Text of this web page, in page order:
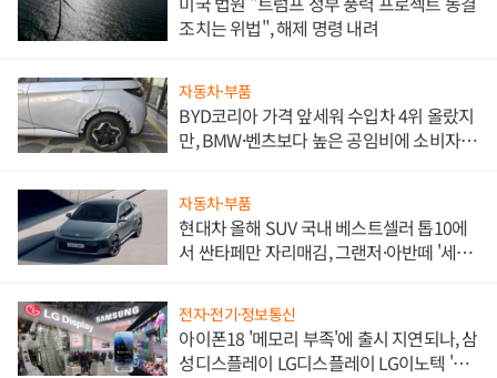
조치는 위법", 해제 명령 내려
자동차·부품
BYD코리아 가격 앞세워 수입차 4위 올랐지
만, BMW·벤츠보다 높은 공임비에 소비자
자동차·부품
현대차 올해 SUV 국내 베스트셀러 톱10에
서 싼타페만 자리매김, 그랜저·아반떼 '세단
전자·전기·정보통신
아이폰18 '메모리 부족'에 출시 지연되나, 삼
성디스플레이 LG디스플레이 LG이노텍 '탈